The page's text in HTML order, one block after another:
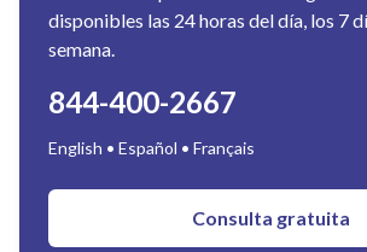
disponibles las 24 horas del día, los 7
semana.
844-400-2667
English • Español • Français
Consulta gratuita